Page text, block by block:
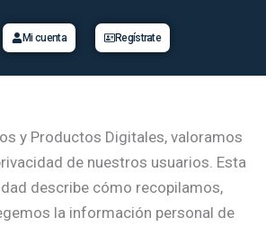
Mi cuenta Regístrate
y Productos Digitales, valoramos
de nuestros usuarios. Esta
describe cómo recopilamos,
la información personal de